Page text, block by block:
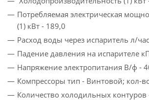
Потребляемая электрическая
(1) кВт - 189,0
Расход воды через испаритель л/
Падение давления на испарителе
Напряжение электропитания В/ф -
Компрессоры тип - Винтовой; кол-
Количество холодильных контуров